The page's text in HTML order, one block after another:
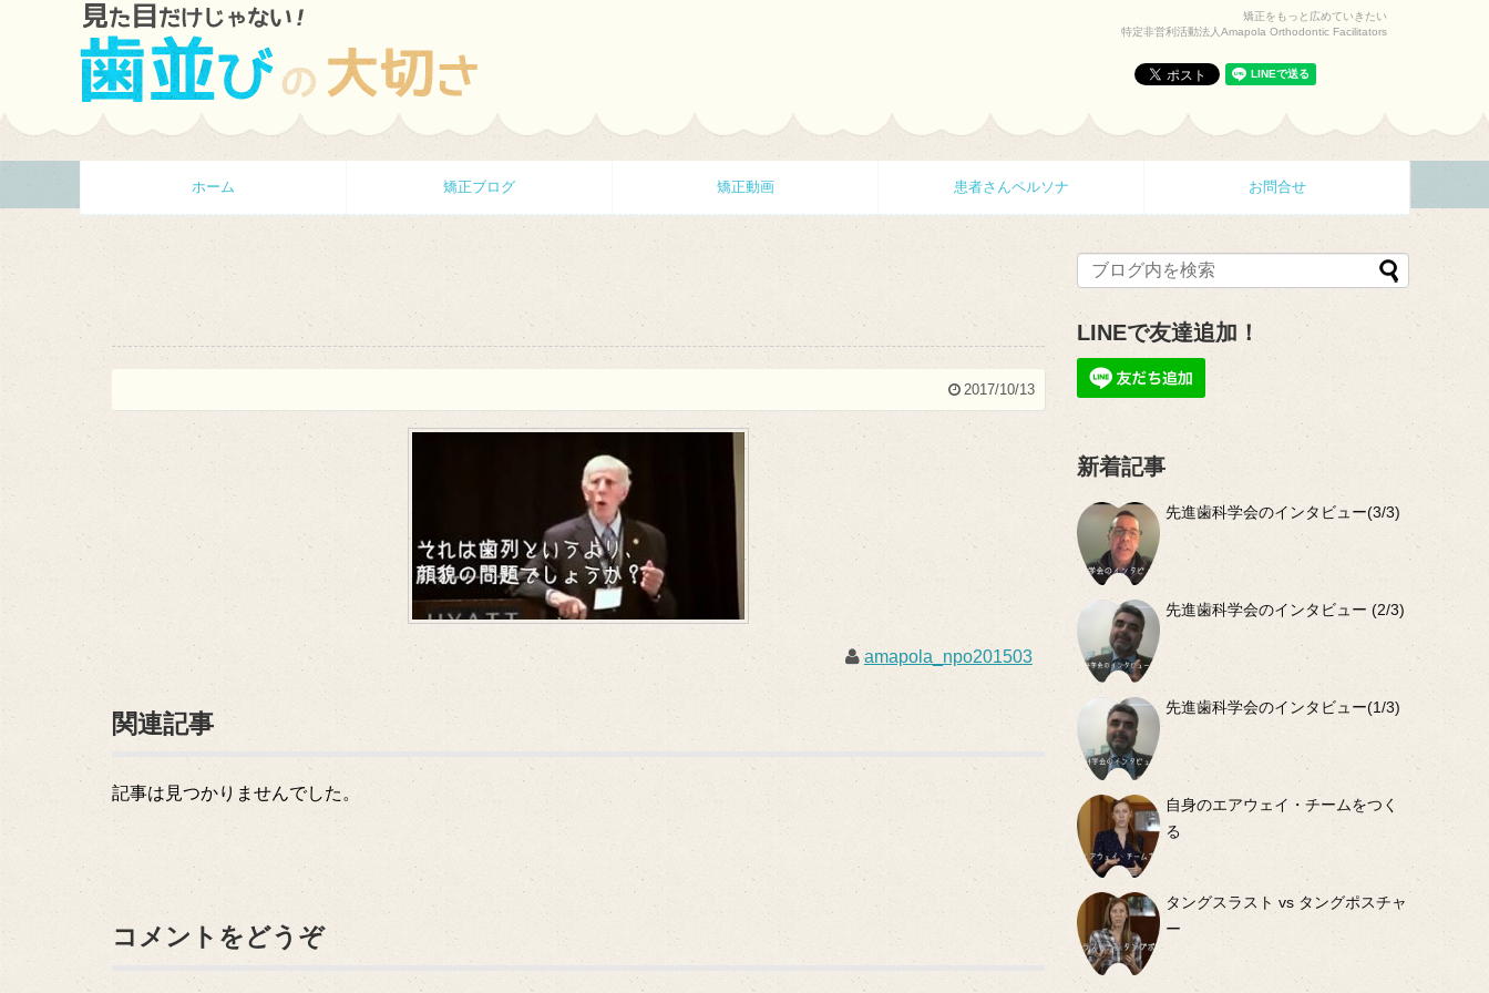
矯正をもっと広めていきたい
特定非営利活動法人Amapola Orthodontic Facilitators
ホーム 矯正ブログ 矯正動画 患者さんペルソナ お問合せ
2017/10/13
amapola_npo201503
関連記事
記事は見つかりませんでした。
コメントをどうぞ
LINEで友達追加！
新着記事
先進歯科学会のインタビュー(3/3)
先進歯科学会のインタビュー (2/3)
先進歯科学会のインタビュー(1/3)
自身のエアウェイ・チームをつく
る
タングスラスト vs タングポスチャ
ー